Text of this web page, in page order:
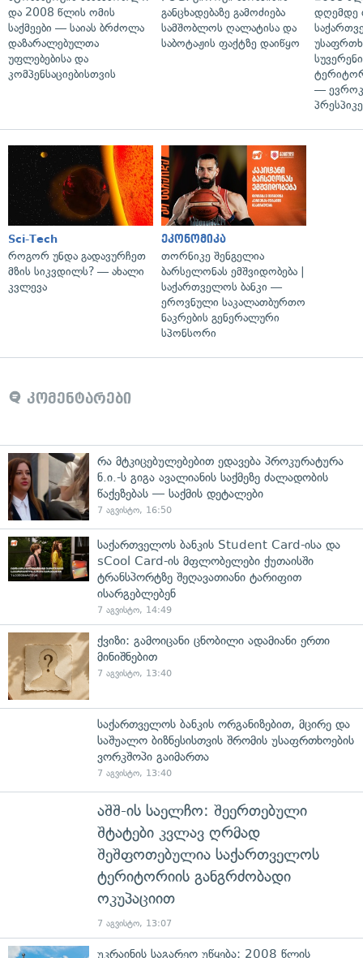
და 2008 წლის ომის
საქმეები — საიას ბრძოლა
დაზარალებულთა
უფლებებისა და
კომპენსაციებისთვის
განცხადებაზე გამოძიება
სამშობლოს ღალატისა და
საბოტაჟის ფაქტზე დაიწყო
დღემდე
—
Sci-Tech
როგორ უნდა გადავურჩეთ
მზის სიკვდილს? — ახალი
კვლევა
ეკონომიკა
თორნიკე შენგელია
ბარსელონას ემშვიდობება |
საქართველოს ბანკი —
ეროვნული საკალათბურთო
ნაკრების გენერალური
სპონსორი
კომენტარები
რა მტკიცებულებებით ედავება პროკურატურა
ნ.ი.-ს გიგა ავალიანის საქმეზე ძალადობის
წაქეზებას — საქმის დეტალები
7 აგვისტო, 16:50
საქართველოს ბანკის Student Card-ისა და
sCool Card-ის მფლობელები ქუთაისში
ტრანსპორტზე შეღავათიანი ტარიფით
ისარგებლებენ
7 აგვისტო, 14:49
ქვიზი: გამოიცანი ცნობილი ადამიანი ერთი
მინიშნებით
7 აგვისტო, 13:40
საქართველოს ბანკის ორგანიზებით, მცირე და
საშუალო ბიზნესისთვის შრომის უსაფრთხოების
ვორკშოპი გაიმართა
7 აგვისტო, 13:40
აშშ-ის საელჩო: შეერთებული
შტატები კვლავ ღრმად
შეშფოთებულია საქართველოს
ტერიტორიის განგრძობადი
ოკუპაციით
7 აგვისტო, 13:07
უკრაინის საგარეო უწყება: 2008 წლის